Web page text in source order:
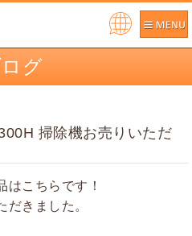
グ
掃除機お売りいただ
はこちらです！
きました。